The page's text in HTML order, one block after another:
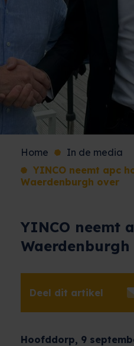
Home
In de media
YINCO neemt apc
Waerdenburgh over
YINCO neemt
Deel dit artikel
Hoofddorp, 9